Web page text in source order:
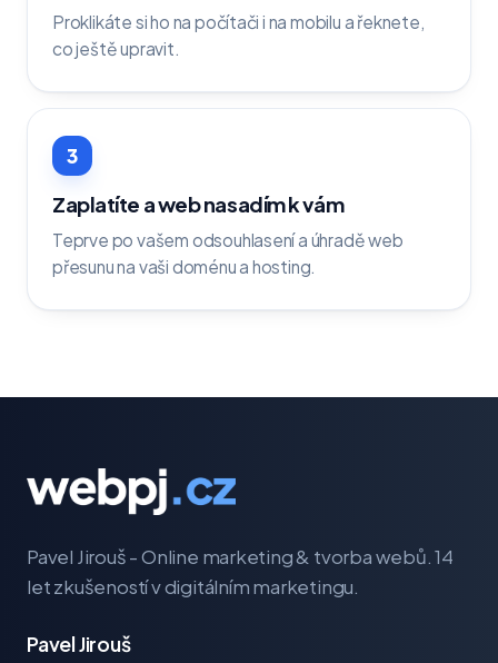
Proklikáte si ho na počítači i na mobilu a řeknete,
co ještě upravit.
3
Zaplatíte a web nasadím k vám
Teprve po vašem odsouhlasení a úhradě web
přesunu na vaši doménu a hosting.
Pavel Jirouš - Online marketing & tvorba webů. 14
let zkušeností v digitálním marketingu.
Pavel Jirouš